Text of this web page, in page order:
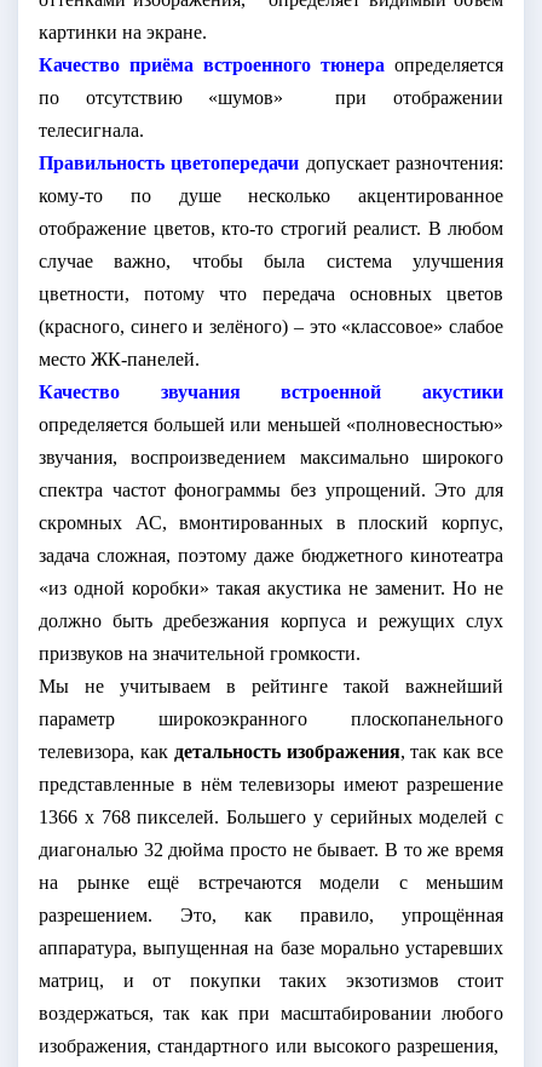
картинки на экране.
Качество приёма встроенного тюнера определяется
по отсутствию «шумов»
при отображении
телесигнала.
Правильность цветопередачи допускает разночтения:
кому-то по душе несколько акцентированное
отображение цветов, кто-то строгий реалист. В любом
случае важно, чтобы была система улучшения
цветности, потому что передача основных цветов
(красного, синего и зелёного) – это «классовое» слабое
место ЖК-панелей.
Качество звучания встроенной акустики
определяется большей или меньшей «полновесностью»
звучания, воспроизведением максимально широкого
спектра частот фонограммы без упрощений. Это для
скромных АС, вмонтированных в плоский корпус,
задача сложная, поэтому даже бюджетного кинотеатра
«из одной коробки» такая акустика не заменит. Но не
должно быть дребезжания корпуса и режущих слух
призвуков на значительной громкости.
Мы не учитываем в рейтинге такой важнейший
параметр широкоэкранного плоскопанельного
телевизора, как детальность изображения, так как все
представленные в нём телевизоры имеют разрешение
1366 х 768 пикселей. Большего у серийных моделей с
диагональю 32 дюйма просто не бывает. В то же время
на рынке ещё встречаются модели с меньшим
разрешением. Это, как правило, упрощённая
аппаратура, выпущенная на базе морально устаревших
матриц, и от покупки таких экзотизмов стоит
воздержаться, так как при масштабировании любого
изображения, стандартного или высокого разрешения,